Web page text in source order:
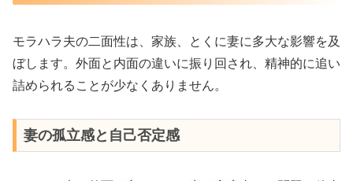
モラハラ夫の二面性は、家族、とくに妻に多大な影響を及
ぼします。外面と内面の違いに振り回され、精神的に追い
詰められることが少なくありません。
妻の孤立感と自己否定感